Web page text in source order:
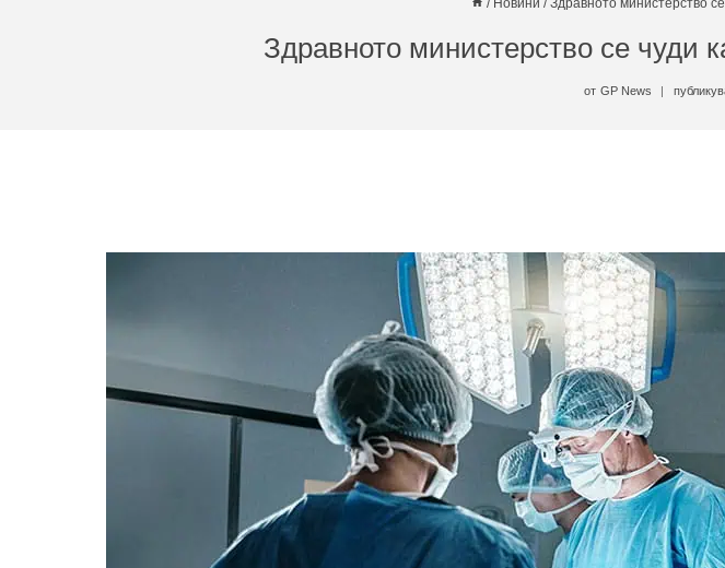
/ Новини / Здравното министерство
Здравното министерство се чуди
от GP News